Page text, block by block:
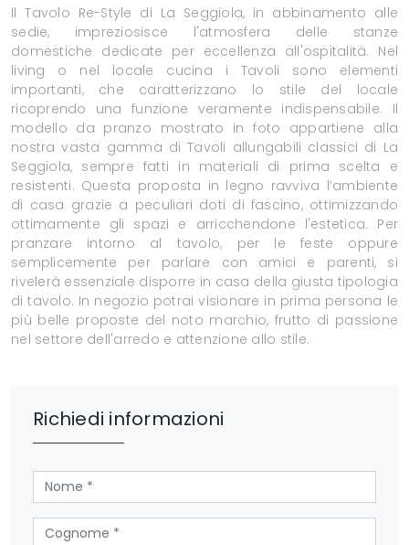
Il Tavolo Re-Style di La Seggiola, in abbinamento alle
sedie, impreziosisce l'atmosfera delle stanze
domestiche dedicate per eccellenza all'ospitalità. Nel
living o nel locale cucina i Tavoli sono elementi
importanti, che caratterizzano lo stile del locale
ricoprendo una funzione veramente indispensabile. Il
modello da pranzo mostrato in foto appartiene alla
nostra vasta gamma di Tavoli allungabili classici di La
Seggiola, sempre fatti in materiali di prima scelta e
resistenti. Questa proposta in legno ravviva l’ambiente
di casa grazie a peculiari doti di fascino, ottimizzando
ottimamente gli spazi e arricchendone l'estetica. Per
pranzare intorno al tavolo, per le feste oppure
semplicemente per parlare con amici e parenti, si
rivelerà essenziale disporre in casa della giusta tipologia
di tavolo. In negozio potrai visionare in prima persona le
più belle proposte del noto marchio, frutto di passione
nel settore dell'arredo e attenzione allo stile.
Richiedi informazioni